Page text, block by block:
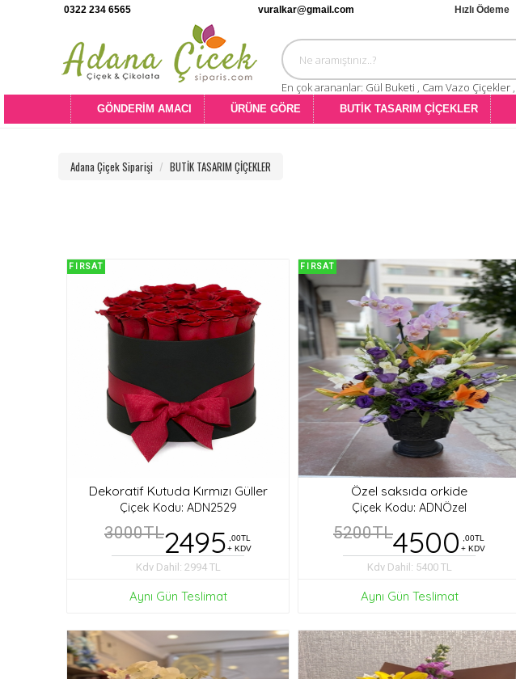
0322 234 6565 vuralkar@gmail.com Hızlı Ödeme
En çok arananlar: Gül Buketi , Cam Vazo Çiçekler ,
GÖNDERİM AMACI ÜRÜNE GÖRE BUTİK TASARIM ÇİÇEKLER
Adana Çiçek Siparişi BUTİK TASARIM ÇİÇEKLER
FIRSAT
Dekoratif Kutuda Kırmızı Güller
Çiçek Kodu: ADN2529
3000TL2495
,00TL
+ KDV
Kdv Dahil: 2994 TL
Aynı Gün Teslimat
FIRSAT
Özel saksıda orkide
Çiçek Kodu: ADNÖzel
5200TL4500
,00TL
+ KDV
Kdv Dahil: 5400 TL
Aynı Gün Teslimat